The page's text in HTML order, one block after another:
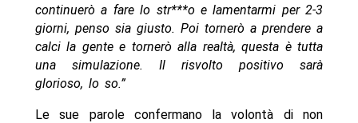
continuerò a fare lo str***o e lamentarmi per 2-3
giorni, penso sia giusto. Poi tornerò a prendere a
calci la gente e tornerò alla realtà, questa è tutta
una simulazione. Il risvolto positivo sarà
glorioso, lo so.”
Le sue parole confermano la volontà di non